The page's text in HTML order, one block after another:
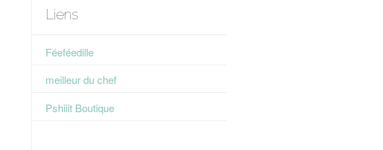
Liens
Féeféedille
meilleur du chef
Pshiiit Boutique